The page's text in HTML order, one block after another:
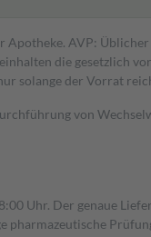
Apotheke. AVP:
die gesetzlich
solange der Vorrat
von
Uhr. Der genaue